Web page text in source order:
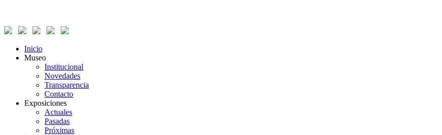
Inicio
Museo
Institucional
Novedades
Transparencia
Contacto
Exposiciones
Actuales
Pasadas
Próximas